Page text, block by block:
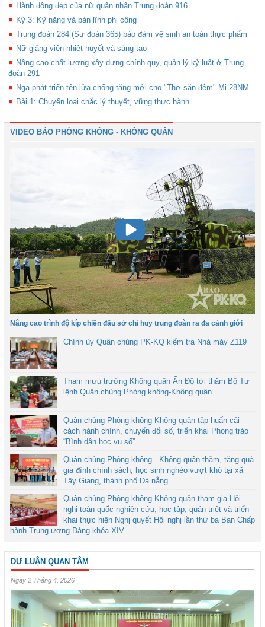
Hành động đẹp của nữ quân nhân Trung đoàn 916
Kỳ 3: Kỹ năng và bản lĩnh phi công
Trung đoàn 284 (Sư đoàn 365) bảo đảm vệ sinh an toàn thực phẩm
Nữ giảng viên nhiệt huyết và sáng tạo
Nâng cao chất lượng xây dựng chính quy, quản lý kỷ luật ở Trung
đoàn 291
Nga phát triển tên lửa chống tăng mới cho "Thợ săn đêm" Mi-28NM
Bài 1: Chuyển loại chắc lý thuyết, vững thực hành
VIDEO BÁO PHÒNG KHÔNG - KHÔNG QUÂN
Nâng cao trình độ kíp chiến đấu sở chỉ huy trung đoàn ra đa cảnh giới
Chính ủy Quân chủng PK-KQ kiểm tra Nhà máy Z119
Tham mưu trưởng Không quân Ấn Độ tới thăm Bộ Tư
lệnh Quân chủng Phòng không-Không quân
Quân chủng Phòng không-Không quân tập huấn cải
cách hành chính, chuyển đổi số, triển khai Phong trào
“Bình dân học vụ số”
Quân chủng Phòng không - Không quân thăm, tặng quà
gia đình chính sách, học sinh nghèo vượt khó tại xã
Tây Giang, thành phố Đà nẵng
Quân chủng Phòng không-Không quân tham gia Hội
nghị toàn quốc nghiên cứu, học tập, quán triệt và triển
khai thực hiện Nghị quyết Hội nghị lần thứ ba Ban Chấp
hành Trung ương Đảng khóa XIV
DƯ LUẬN QUAN TÂM
Ngày 2 Tháng 4, 2026